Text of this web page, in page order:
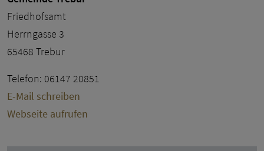
Friedhofsamt
Herrngasse 3
65468 Trebur
Telefon: 06147 20851
E-Mail schreiben
Webseite aufrufen